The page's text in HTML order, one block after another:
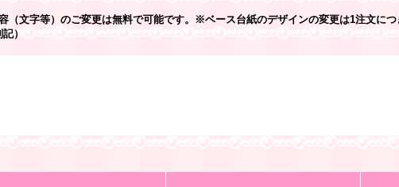
（文字等）のご変更は無料で可能です。※ベース台紙のデザインの変更は1注文に
）